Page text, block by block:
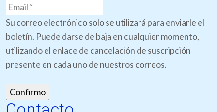
Su correo electrónico solo se utilizará para enviarle el
boletín. Puede darse de baja en cualquier momento,
utilizando el enlace de cancelación de suscripción
presente en cada uno de nuestros correos.